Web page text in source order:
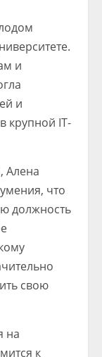
и
и
крупной IT-
Алена
что
должность
свою
на
к